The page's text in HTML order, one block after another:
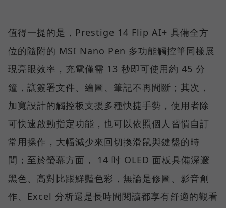
值得一提的是，Prestige 14 Flip AI+ 具備全方
位的隨附的 MSI Nano Pen 多功能觸控筆同樣展
現亮眼效率，充電僅需 13 秒即可使用約 45 分
鐘，讓簽署文件、繪圖、筆記不再間斷；其次，
加寬設計的觸控板支援多種快捷手勢，使用者除
可快速啟動指定功能，也可以依照個人習慣自訂
常用操作，大幅減少來回切換滑鼠與鍵盤的時
間；至於螢幕方面， 14 吋 OLED 面板具備深邃
黑色、高對比跟鮮豔色彩，無論是修圖、影音創
作、Excel 分析還是長時間閱讀都享有舒適的觀看